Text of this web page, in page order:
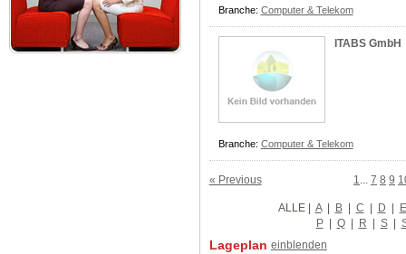
Branche: Computer & Telekom
ITABS GmbH
Branche: Computer & Telekom
« Previous 1 7 8 9
ALLE| A | B | C | D | E
P | Q | R | S |
Lageplan einblenden